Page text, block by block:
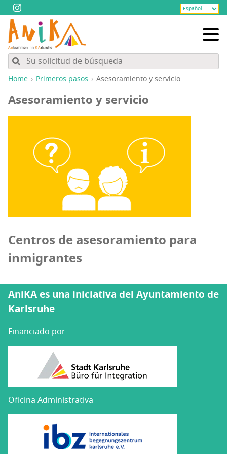
Home Pri­me­ros pasos Ase­so­ra­mien­to y servicio
Ase­so­ra­mien­to y servicio
Centros de asesoramiento para
inmigrantes
AniKA es una iniciativa del Ayuntamiento de
Karlsruhe
Financiado por
Oficina Administrativa